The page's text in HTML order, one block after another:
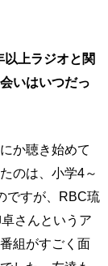
上ラジオと関
いはいつだっ
か聴き始めて
のは、小学4～
ですが、RBC琉
さんというア
組がすごく面